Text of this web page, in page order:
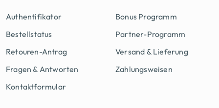
Authentifikator
Bestellstatus
Retouren-Antrag
Fragen & Antworten
Kontaktformular
Bonus Programm
Partner-Programm
Versand & Lieferung
Zahlungsweisen